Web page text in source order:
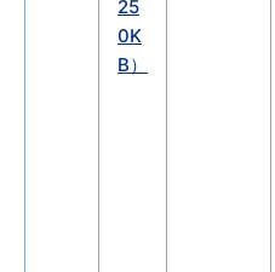
25
0K
B）